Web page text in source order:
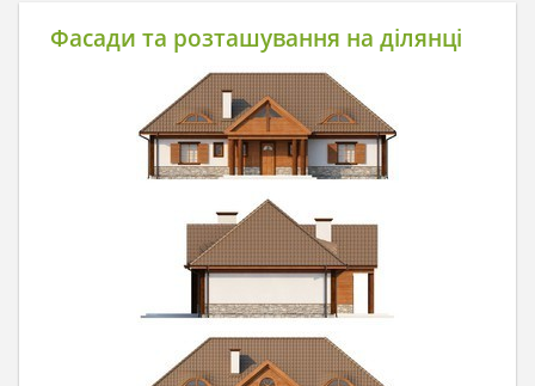
Фасади та розташування на ділянці